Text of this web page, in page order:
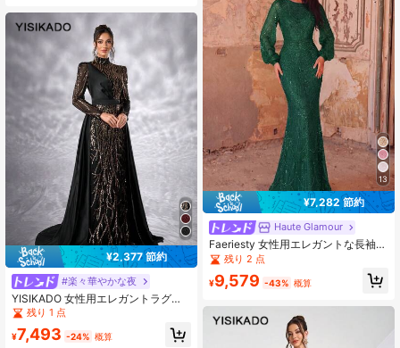
ディナーパーティードレスに
¥2,377 節約
#楽々華やかな夜
YISIKADO 女性用エレガントラグジ
ュアリーシーケンスパッチワークサ
テンハイネック長袖ケープガウン、
パーティー イブニングドレス ウェデ
残り 1 点
¥7,493 -24% 概算
13
¥7,282 節約
Haute Glamour
Faeriesty 女性用エレガントな長袖シ
ーケンスマーメイドイブニングドレ
ス - 洗練されたクリスタル刺繍、完
全にきらめくディテール、フィット
ペットイベント、高級ウェディン
グ、フォーマルガラ、ファッション
ショーに適しています
残り 2 点
¥9,579 -43% 概算